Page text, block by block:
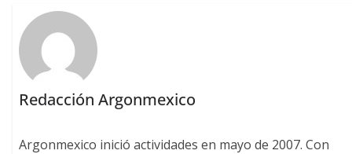
Redacción Argonmexico
Argonmexico inició actividades en mayo de 2007. Con